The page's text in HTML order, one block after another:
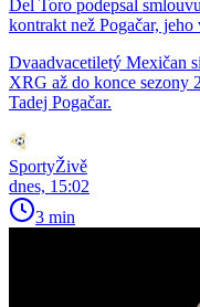
Del Toro podepsal
kontrakt než Pogačar,
Dvaadvacetiletý Mexičan
XRG až do konce sezony
Tadej Pogačar.
SportyŽivě
dnes, 15:02
3 min